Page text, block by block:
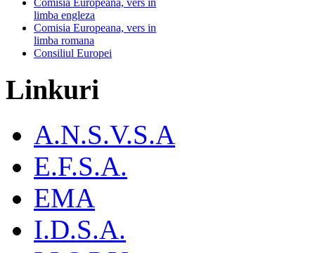
Comisia Europeana, vers in
limba engleza
Comisia Europeana, vers in
limba romana
Consiliul Europei
Linkuri
A.N.S.V.S.A
E.F.S.A.
EMA
I.D.S.A.